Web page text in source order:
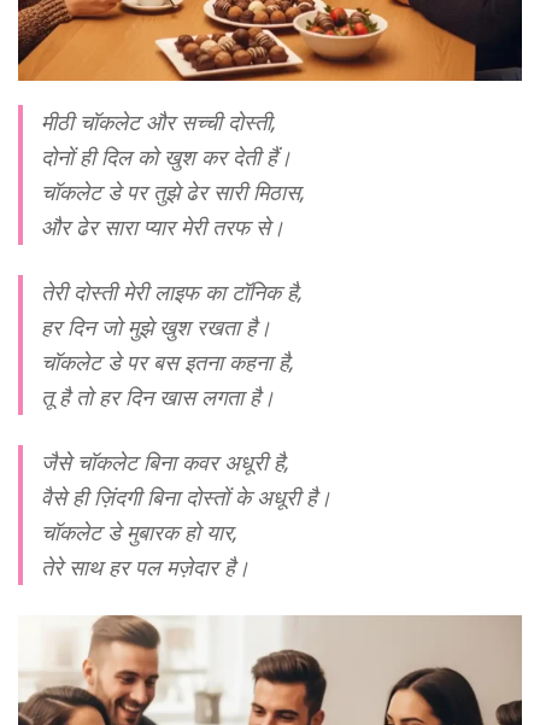
मीठी चॉकलेट और सच्ची दोस्ती,
दोनों ही दिल को खुश कर देती हैं।
चॉकलेट डे पर तुझे ढेर सारी मिठास,
और ढेर सारा प्यार मेरी तरफ से।
तेरी दोस्ती मेरी लाइफ का टॉनिक है,
हर दिन जो मुझे खुश रखता है।
चॉकलेट डे पर बस इतना कहना है,
तू है तो हर दिन खास लगता है।
जैसे चॉकलेट बिना कवर अधूरी है,
वैसे ही ज़िंदगी बिना दोस्तों के अधूरी है।
चॉकलेट डे मुबारक हो यार,
तेरे साथ हर पल मज़ेदार है।